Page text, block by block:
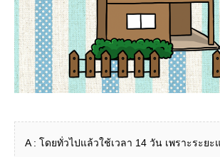
A : โดยทั่วไปแล้วใช้เวลา 14 วัน เพราะระยะ